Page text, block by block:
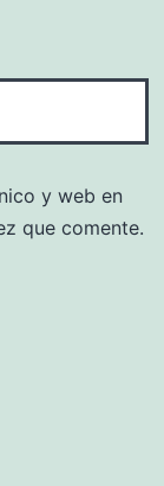
y web en
que comente.